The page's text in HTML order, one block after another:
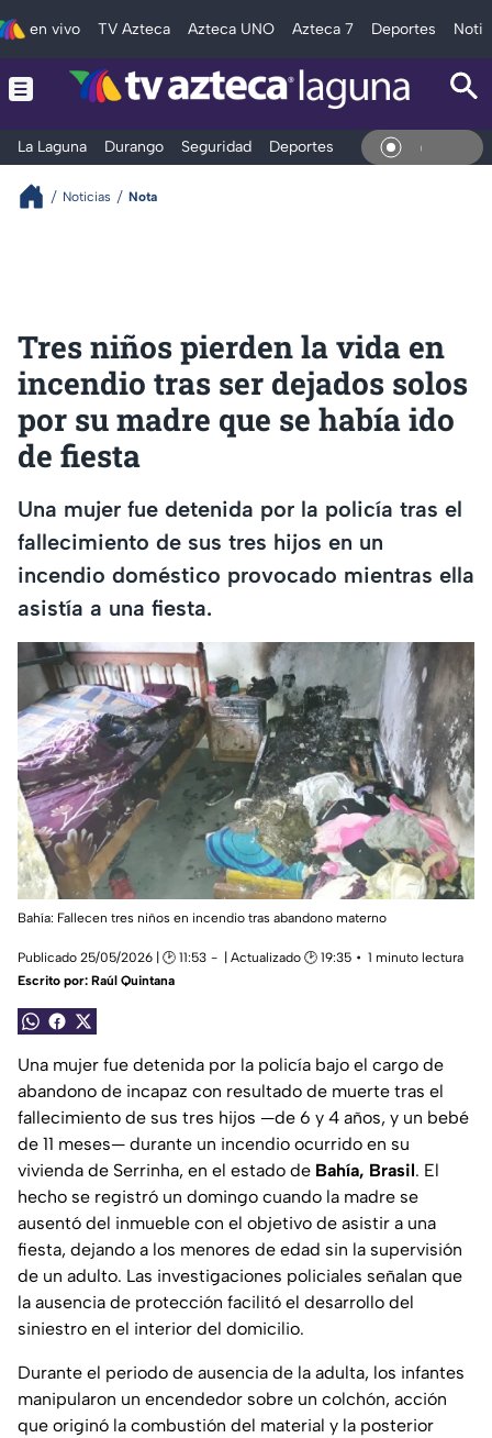
en vivo TV Azteca Azteca UNO Azteca 7 Deportes
La Laguna Durango Seguridad Deportes EntretenimientoEn
Noticias Nota
Tres niños pierden la vida en
incendio tras ser dejados solos
por su madre que se había ido
de fiesta
Una mujer fue detenida por la policía tras el
fallecimiento de sus tres hijos en un
incendio doméstico provocado mientras ella
asistía a una fiesta.
Bahía: Fallecen tres niños en incendio tras abandono materno
Publicado 25/05/2026 | 🕑 11:53 | Actualizado 🕑 19:35
1 minuto lectura
Escrito por: Raúl Quintana
Una mujer fue detenida por la policía bajo el cargo de
abandono de incapaz con resultado de muerte tras el
fallecimiento de sus tres hijos —de 6 y 4 años, y un bebé
de 11 meses— durante un incendio ocurrido en su
vivienda de Serrinha, en el estado de Bahía, Brasil. El
hecho se registró un domingo cuando la madre se
ausentó del inmueble con el objetivo de asistir a una
fiesta, dejando a los menores de edad sin la supervisión
de un adulto. Las investigaciones policiales señalan que
la ausencia de protección facilitó el desarrollo del
siniestro en el interior del domicilio.
Durante el periodo de ausencia de la adulta, los infantes
manipularon un encendedor sobre un colchón, acción
que originó la combustión del material y la posterior